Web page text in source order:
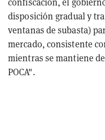
disposición gradual y
ventanas de subasta)
mercado, consistente
mientras se mantiene
POCA".